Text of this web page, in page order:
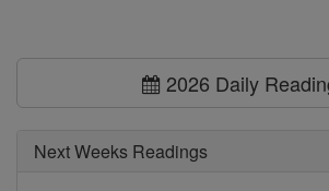
2026 Daily
Next Weeks Readings